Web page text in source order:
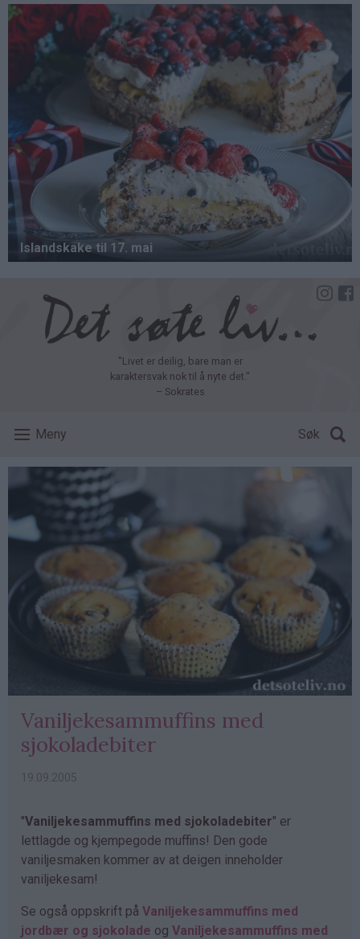
Hopp
hovedinnhold
"Livet er deilig, bare man er
karaktersvak nok til å nyte det."
– Sokrates
Meny Søk
Vaniljekesammuffins med
sjokoladebiter
19.09.2005
"Vaniljekesammuffins med sjokoladebiter" er
lettlagde og kjempegode muffins! Den gode
vaniljesmaken kommer av at deigen inneholder
vaniljekesam!
Se også oppskrift på Vaniljekesammuffins med
jordbær og sjokolade og Vaniljekesammuffins med